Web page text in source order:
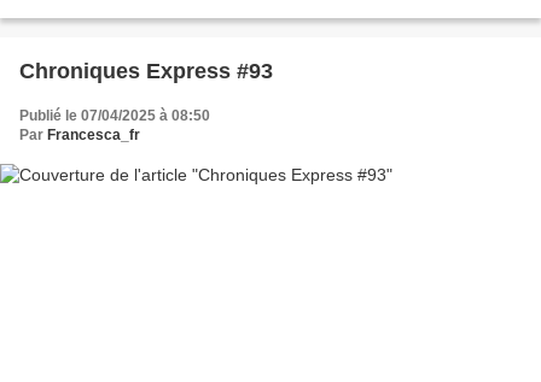
Chroniques Express #93
Publié le 07/04/2025 à 08:50
Par Francesca_fr